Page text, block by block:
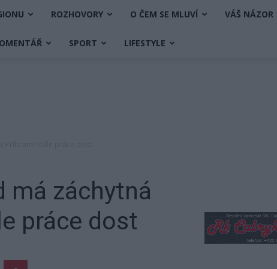
ROZHOVORY O ČEM SE MLUVÍ VÁŠ NÁZOR
SPORT LIFESTYLE
má záchytná
práce dost